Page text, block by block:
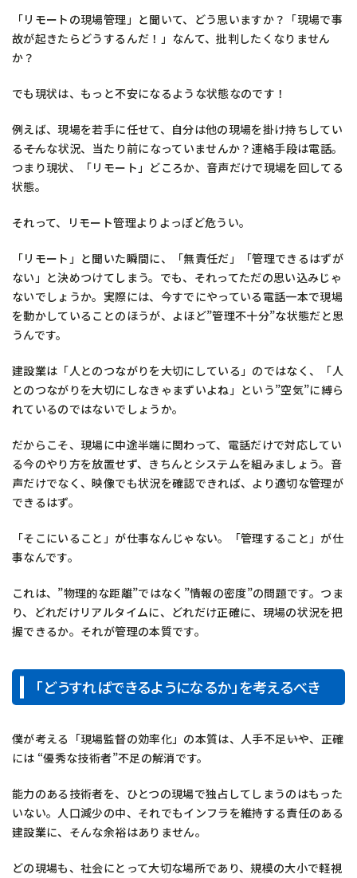
「リモートの現場管理」と聞いて、どう思いますか？「現場で事
故が起きたらどうするんだ！」なんて、批判したくなりません
か？
でも現状は、もっと不安になるような状態なのです！
例えば、現場を若手に任せて、自分は他の現場を掛け持ちしてい
る――そんな状況、当たり前になっていませんか？連絡手段は電話。
つまり現状、「リモート」どころか、音声だけで現場を回してる
状態。
それって、リモート管理よりよっぽど危うい。
「リモート」と聞いた瞬間に、「無責任だ」「管理できるはずが
ない」と決めつけてしまう。でも、それってただの思い込みじゃ
ないでしょうか。実際には、今すでにやっている電話一本で現場
を動かしていることのほうが、よほど”管理不十分”な状態だと思
うんです。
建設業は「人とのつながりを大切にしている」のではなく、「人
とのつながりを大切にしなきゃまずいよね」という”空気”に縛ら
れているのではないでしょうか。
だからこそ、現場に中途半端に関わって、電話だけで対応してい
る今のやり方を放置せず、きちんとシステムを組みましょう。音
声だけでなく、映像でも状況を確認できれば、より適切な管理が
できるはず。
「そこにいること」が仕事なんじゃない。「管理すること」が仕
事なんです。
これは、”物理的な距離”ではなく”情報の密度”の問題です。つま
り、どれだけリアルタイムに、どれだけ正確に、現場の状況を把
握できるか。それが管理の本質です。
「どうすればできるようになるか」を考えるべき
僕が考える「現場監督の効率化」の本質は、人手不足――いや、正確
には “優秀な技術者”不足の解消です。
能力のある技術者を、ひとつの現場で独占してしまうのはもった
いない。人口減少の中、それでもインフラを維持する責任のある
建設業に、そんな余裕はありません。
どの現場も、社会にとって大切な場所であり、規模の大小で軽視